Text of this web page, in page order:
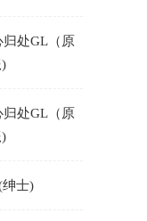
处GL（原
处GL（原
士)